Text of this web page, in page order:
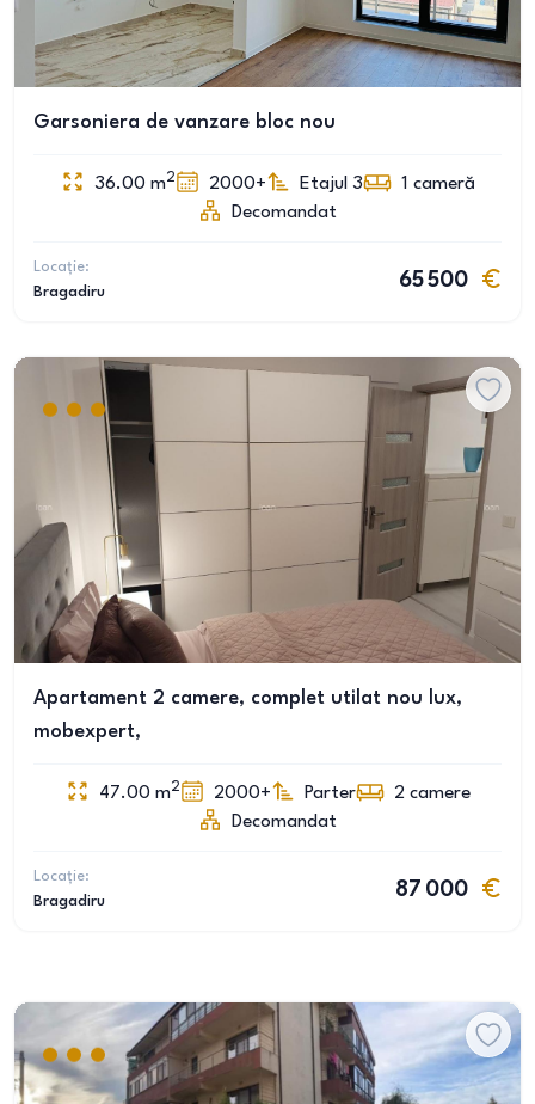
Garsoniera de vanzare bloc nou
36.00 m2 2000+ Etajul 3 1 cameră
Decomandat
Locație:
Bragadiru
65 500
Apartament 2 camere, complet utilat nou lux,
mobexpert,
47.00 m2 2000+ Parter 2 camere
Decomandat
Locație:
Bragadiru
87 000